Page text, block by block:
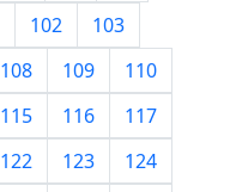
102
103
108 109
110
115 116
117
122 123
124